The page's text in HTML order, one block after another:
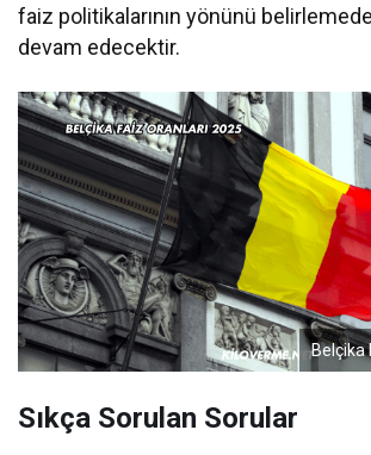
faiz politikalarının yönünü
devam edecektir.
Belçika
Sıkça Sorulan Sorular